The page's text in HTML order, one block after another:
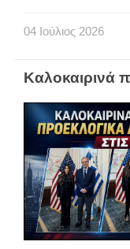
04 Ιούλιος 2026
Καλοκαιρινά